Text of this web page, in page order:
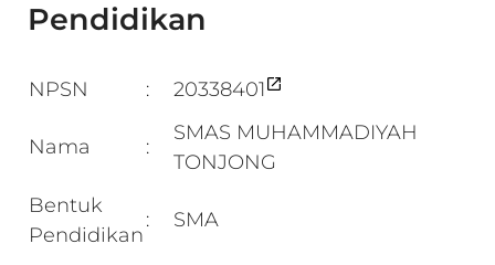
Pendidikan
NPSN : 20338401
Nama :
SMAS MUHAMMADIYAH
TONJONG
Bentuk
Pendidikan
: SMA